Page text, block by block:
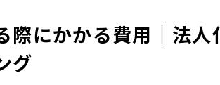
際にかかる費用｜法人
グ